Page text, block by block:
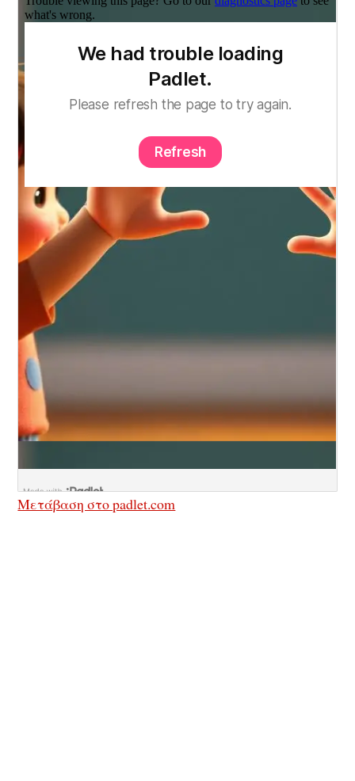
Μετάβαση στο padlet.com